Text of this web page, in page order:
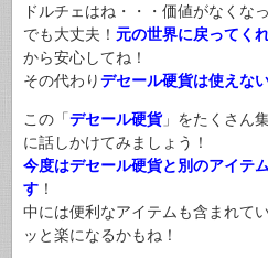
ドルチェはね・・・価値がなくな
でも大丈夫！ 元の世界に戻ってく
から安心してね！
その代わりデセール硬貨は使えな
この「デセール硬貨」をたくさん
に話しかけてみましょう！
今度はデセール硬貨と別のアイテ
す ！
中には便利なアイテムも含まれて
ッと楽になるかもね！